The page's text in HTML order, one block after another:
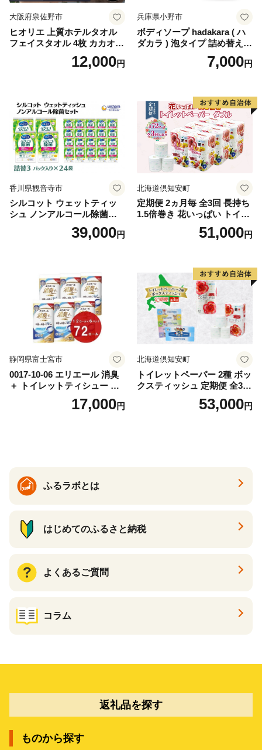
大阪府泉佐野市
ヒオリエ 上質ホテルタオル
フェイスタオル 4枚 カカオ
【タオル 泉州タオル 吸水 普
段使い 無地 シンプル 日用品
12,000円
兵庫県小野市
ボディソープ hadakara ( ハ
ダカラ ) 泡タイプ 詰め替え 4
40ml×4袋 ボディーソープ 泡
ボディソープ 泡 日用品 消耗
泡石鹸 石鹸 兵庫 兵庫県 小野
7,000円
香川県観音寺市
シルコット ウェットティッ
シュ ノンアルコール除菌詰
替（43枚×3P）×24袋 日用品
おもちゃ 拭き取り 手拭き 外
39,000円
北海道倶知安町
定期便 2ヵ月毎 全3回 長持ち
1.5倍巻き 花いっぱい トイレ
ットペーパー ダブル 45ｍ 計
72ロール 全18種 花柄 プリン
ー 消耗品 備蓄 送料無料 北海
道 倶知安町 日用品
51,000円
静岡県富士宮市
0017-10-06 エリエール 消臭
＋ トイレットティシュー し
っかり香るフレッシュクリア
の香り ダブル 12ロール×6パ
17,000円
北海道倶知安町
トイレットペーパー 2種 ボッ
クスティッシュ 定期便 全3
回 日本製 まとめ買い 防災
常備品 日用雑貨 消耗品 生活
53,000円
ふるラボとは
はじめてのふるさと納税
よくあるご質問
コラム
返礼品を探す
ものから探す